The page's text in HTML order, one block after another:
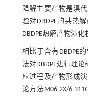
降解主要产物是溴
验对DBDPE的共热
DBDPE热解产物演
相比于含有DBDPE
法对DBDPE进行理
应过程及产物形成
论方法M06-2X/6-